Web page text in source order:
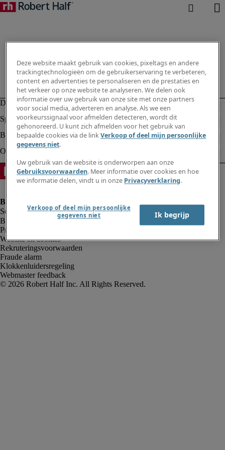
Bedrijfsinformatie
Privacyverklaring
Website en cookies
Rekruteringsvoorwaarden
Fraude alarm
Klokkenluidersregeling
Webmaster feedback
Deze website maakt gebruik van cookies, pixeltags en andere
trackingtechnologieën om de gebruikerservaring te verbeteren,
content en advertenties te personaliseren en de prestaties en
het verkeer op onze website te analyseren. We delen ook
informatie over uw gebruik van onze site met onze partners
voor social media, adverteren en analyse. Als we een
voorkeurssignaal voor afmelden detecteren, wordt dit
gehonoreerd. U kunt zich afmelden voor het gebruik van
bepaalde cookies via de linkVerkoop of deel mijn persoonlijke
gegevens niet.
Uw gebruik van de website is onderworpen aan onze
Gebruiksvoorwaarden. Meer informatie over cookies en hoe
we informatie delen, vindt u in onze Privacyverklaring.
Verkoop of deel mijn persoonlijke
gegevens niet
Ik begrijp